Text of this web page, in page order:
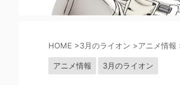
HOME >3月のライオン >アニメ情報
アニメ情報 3月のライオン